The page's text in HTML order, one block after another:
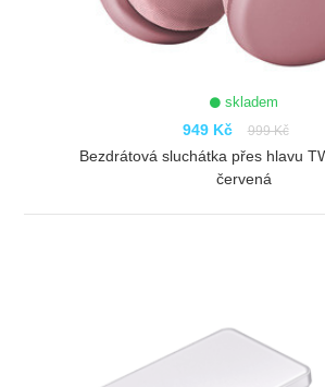
skladem
949 Kč 999 Kč
Bezdrátová sluchátka přes hlavu
červená